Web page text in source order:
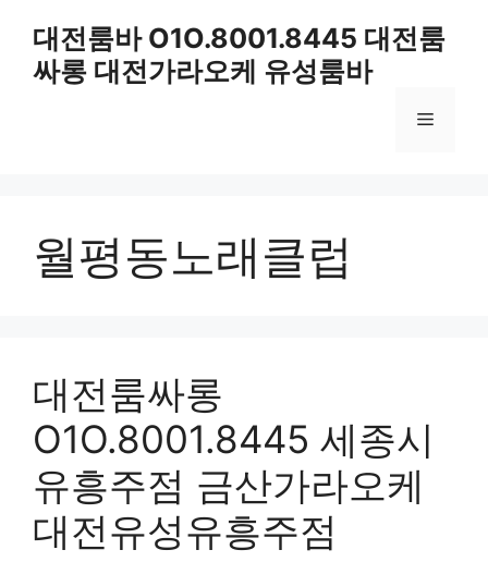
대전룸바 O1O.8001.8445 대전룸
싸롱 대전가라오케 유성룸바
메
월평동노래클럽
대전룸싸롱
O1O.8001.8445 세종시
유흥주점 금산가라오케
대전유성유흥주점